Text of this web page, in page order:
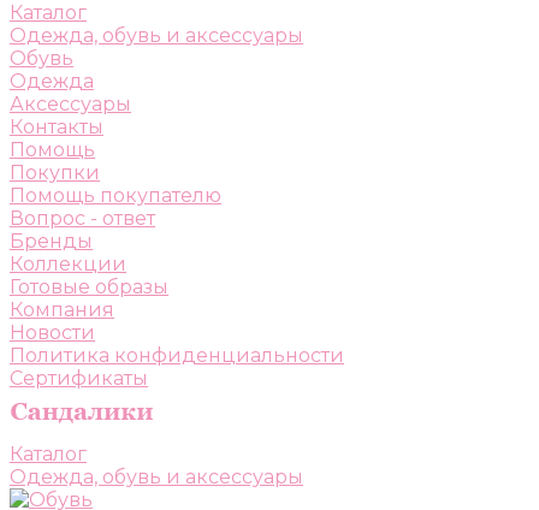
Каталог
Одежда, обувь и аксессуары
Обувь
Одежда
Аксессуары
Контакты
Помощь
Покупки
Помощь покупателю
Вопрос - ответ
Бренды
Коллекции
Готовые образы
Компания
Новости
Политика конфиденциальности
Сертификаты
Каталог
Одежда, обувь и аксессуары